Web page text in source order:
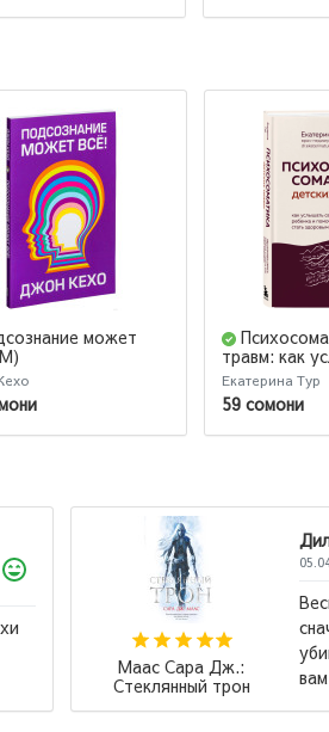
может
травм: как
своего
ему стать
Екатерина Тур
59 сомони
,,Клинок
эмоций, так
Иван Тургенев:
дети